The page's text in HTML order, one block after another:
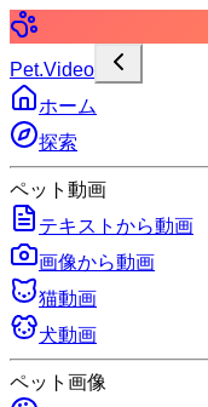
Pet.Video
ホーム
探索
ペット動画
テキストから動画
画像から動画
猫動画
犬動画
ペット画像